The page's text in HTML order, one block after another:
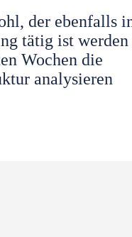
der ebenfalls
tätig ist werden
Wochen die
analysieren